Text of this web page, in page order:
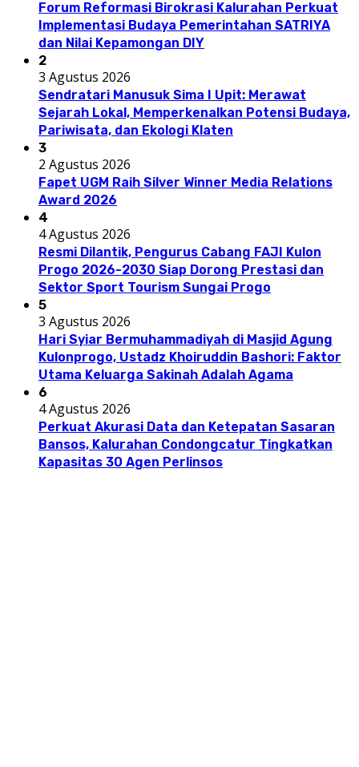
Forum Reformasi Birokrasi Kalurahan Perkuat
Implementasi Budaya Pemerintahan SATRIYA
dan Nilai Kepamongan DIY
2
3 Agustus 2026
Sendratari Manusuk Sima I Upit: Merawat
Sejarah Lokal, Memperkenalkan Potensi Budaya,
Pariwisata, dan Ekologi Klaten
3
2 Agustus 2026
Fapet UGM Raih Silver Winner Media Relations
Award 2026
4
4 Agustus 2026
Resmi Dilantik, Pengurus Cabang FAJI Kulon
Progo 2026-2030 Siap Dorong Prestasi dan
Sektor Sport Tourism Sungai Progo
5
3 Agustus 2026
Hari Syiar Bermuhammadiyah di Masjid Agung
Kulonprogo, Ustadz Khoiruddin Bashori: Faktor
Utama Keluarga Sakinah Adalah Agama
6
4 Agustus 2026
Perkuat Akurasi Data dan Ketepatan Sasaran
Bansos, Kalurahan Condongcatur Tingkatkan
Kapasitas 30 Agen Perlinsos